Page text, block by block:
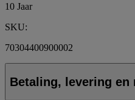
10 Jaar
SKU:
70304400900002
Betaling, levering en